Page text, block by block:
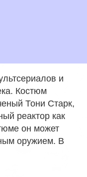
и
Костюм
Тони Старк,
реактор как
он может
оружием. В